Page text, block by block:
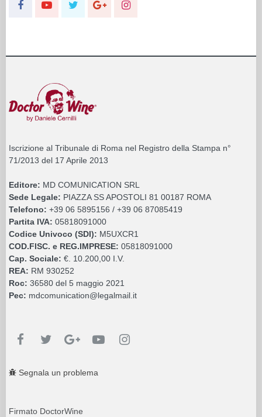
Iscrizione al Tribunale di Roma nel Registro della Stampa n°
71/2013 del 17 Aprile 2013
Editore: MD COMUNICATION SRL
Sede Legale: PIAZZA SS APOSTOLI 81 00187 ROMA
Telefono: +39 06 5895156 / +39 06 87085419
Partita IVA: 05818091000
Codice Univoco (SDI): M5UXCR1
COD.FISC. e REG.IMPRESE: 05818091000
Cap. Sociale: €. 10.200,00 I.V.
REA: RM 930252
Roc: 36580 del 5 maggio 2021
Pec: mdcomunication@legalmail.it
Segnala un problema
Firmato DoctorWine